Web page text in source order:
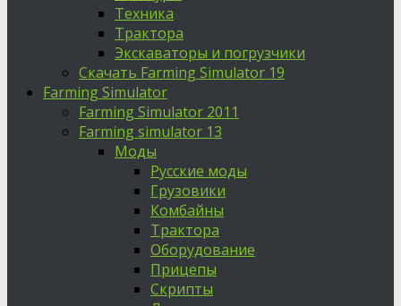
Техника
Трактора
Экскаваторы и погрузчики
Скачать Farming Simulator 19
Farming Simulator
Farming Simulator 2011
Farming simulator 13
Моды
Русские моды
Грузовики
Комбайны
Трактора
Оборудование
Прицепы
Скрипты